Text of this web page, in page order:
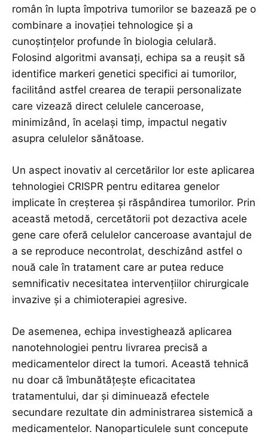
român în lupta împotriva tumorilor se bazează pe o
combinare a inovației tehnologice și a
cunoștințelor profunde în biologia celulară.
Folosind algoritmi avansați, echipa sa a reușit să
identifice markeri genetici specifici ai tumorilor,
facilitând astfel crearea de terapii personalizate
care vizează direct celulele canceroase,
minimizând, în același timp, impactul negativ
asupra celulelor sănătoase.
Un aspect inovativ al cercetărilor lor este aplicarea
tehnologiei CRISPR pentru editarea genelor
implicate în creșterea și răspândirea tumorilor. Prin
această metodă, cercetătorii pot dezactiva acele
gene care oferă celulelor canceroase avantajul de
a se reproduce necontrolat, deschizând astfel o
nouă cale în tratament care ar putea reduce
semnificativ necesitatea intervențiilor chirurgicale
invazive și a chimioterapiei agresive.
De asemenea, echipa investighează aplicarea
nanotehnologiei pentru livrarea precisă a
medicamentelor direct la tumori. Această tehnică
nu doar că îmbunătățește eficacitatea
tratamentului, dar și diminuează efectele
secundare rezultate din administrarea sistemică a
medicamentelor. Nanoparticulele sunt concepute